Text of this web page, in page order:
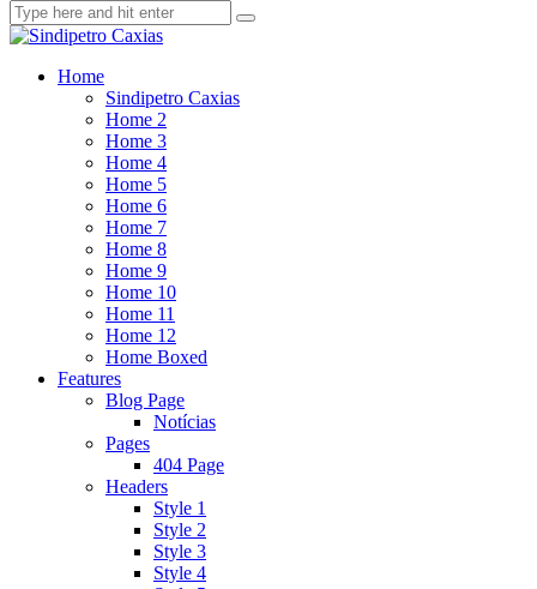
Home
Sindipetro Caxias
Home 2
Home 3
Home 4
Home 5
Home 6
Home 7
Home 8
Home 9
Home 10
Home 11
Home 12
Home Boxed
Features
Blog Page
Notícias
Pages
404 Page
Headers
Style 1
Style 2
Style 3
Style 4